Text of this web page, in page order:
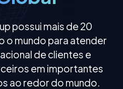
possui mais de 20
o mundo para atender
de clientes e
em importantes
ao redor do mundo.